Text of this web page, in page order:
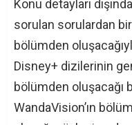
Konu detayları
sorulan sorulardan
bölümden
Disney+ dizilerinin
bölümden oluşacağı
WandaVision’ın